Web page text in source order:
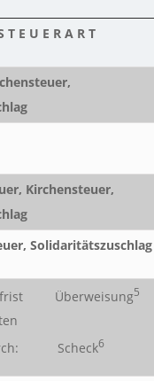
T E U E R A R T
Kirchensteuer,
Solidaritätszuschlag
Überweisung5
Scheck6